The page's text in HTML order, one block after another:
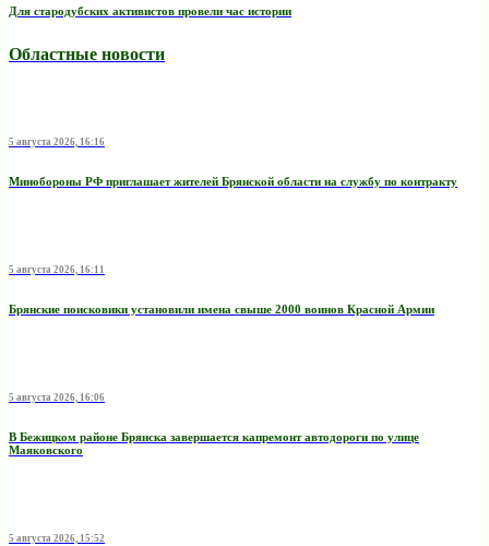
Для стародубских активистов провели час истории
Областные новости
5 августа 2026, 16:16
Минобoроны РФ приглaшaет житeлeй Брянской области на службу по контракту
5 августа 2026, 16:11
Брянские поисковики установили имена свыше 2000 воинов Красной Армии
5 августа 2026, 16:06
В Бежицком районе Брянска завершается капремонт автодороги по улице
Маяковского
5 августа 2026, 15:52